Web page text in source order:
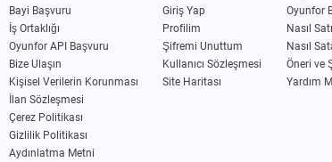
Bayi Başvuru
İş Ortaklığı
Oyunfor API Başvuru
Bize Ulaşın
Kişisel Verilerin Korunması
İlan Sözleşmesi
Çerez Politikası
Gizlilik Politikası
Aydınlatma Metni
Giriş Yap
Profilim
Şifremi Unuttum
Kullanıcı Sözleşmesi
Site Haritası
Oyunfor
Nasıl
Nasıl
Öneri ve
Yardım